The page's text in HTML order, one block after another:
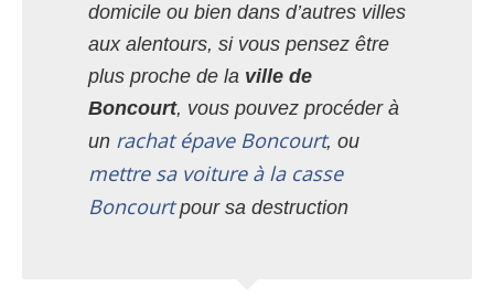
domicile ou bien dans d’autres villes
aux alentours, si vous pensez être
plus proche de la ville de
Boncourt, vous pouvez procéder à
un rachat épave Boncourt, ou
mettre sa voiture à la casse
Boncourtpour sa destruction